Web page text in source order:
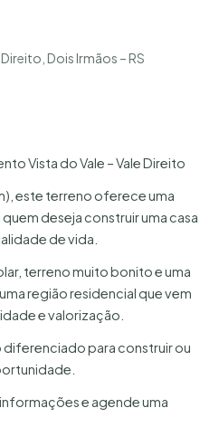
Dois Irmãos – RS
Vista do Vale – Vale Direito
este terreno oferece uma
deseja construir uma casa
de vida.
terreno muito bonito e uma
região residencial que vem
e valorização.
para construir ou
e agende uma